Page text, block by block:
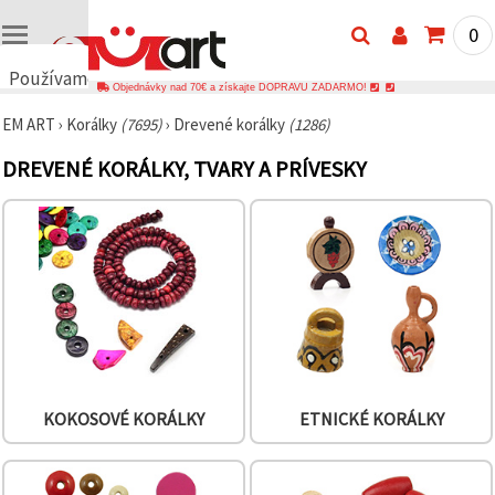
Používame
🍪
cookies a
technológie,
aby sme
zabezpečili
správne
fungovanie
webovej
stránky,
zlepšili váš
používateľský
zážitok a s
analyzovali
zobrazovali
relevantnejší
0
Objednávky nad 70€ a získajte DOPRAVU ZADARMO!
EM ART › Korálky (7695)› Drevené korálky (1286)
DREVENÉ KORÁLKY, TVARY A PRÍVESKY
KOKOSOVÉ KORÁLKY ETNICKÉ KORÁLKY